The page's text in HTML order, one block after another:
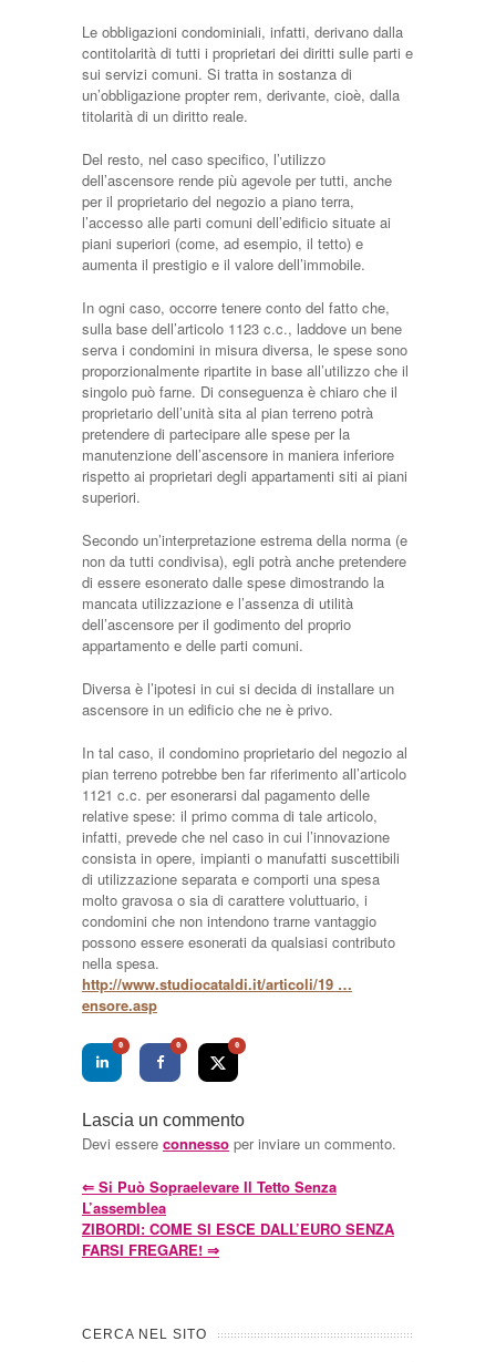
Le obbligazioni condominiali, infatti, derivano dalla
contitolarità di tutti i proprietari dei diritti sulle parti e
sui servizi comuni. Si tratta in sostanza di
un’obbligazione propter rem, derivante, cioè, dalla
titolarità di un diritto reale.
Del resto, nel caso specifico, l’utilizzo
dell’ascensore rende più agevole per tutti, anche
per il proprietario del negozio a piano terra,
l’accesso alle parti comuni dell’edificio situate ai
piani superiori (come, ad esempio, il tetto) e
aumenta il prestigio e il valore dell’immobile.
In ogni caso, occorre tenere conto del fatto che,
sulla base dell’articolo 1123 c.c., laddove un bene
serva i condomini in misura diversa, le spese sono
proporzionalmente ripartite in base all’utilizzo che il
singolo può farne. Di conseguenza è chiaro che il
proprietario dell’unità sita al pian terreno potrà
pretendere di partecipare alle spese per la
manutenzione dell’ascensore in maniera inferiore
rispetto ai proprietari degli appartamenti siti ai piani
superiori.
Secondo un’interpretazione estrema della norma (e
non da tutti condivisa), egli potrà anche pretendere
di essere esonerato dalle spese dimostrando la
mancata utilizzazione e l’assenza di utilità
dell’ascensore per il godimento del proprio
appartamento e delle parti comuni.
Diversa è l’ipotesi in cui si decida di installare un
ascensore in un edificio che ne è privo.
In tal caso, il condomino proprietario del negozio al
pian terreno potrebbe ben far riferimento all’articolo
1121 c.c. per esonerarsi dal pagamento delle
relative spese: il primo comma di tale articolo,
infatti, prevede che nel caso in cui l’innovazione
consista in opere, impianti o manufatti suscettibili
di utilizzazione separata e comporti una spesa
molto gravosa o sia di carattere voluttuario, i
condomini che non intendono trarne vantaggio
possono essere esonerati da qualsiasi contributo
nella spesa.
http://www.studiocataldi.it/articoli/19 …
ensore.asp
0 0 0
Lascia un commento
Devi essere connesso per inviare un commento.
⇐ Si Può Sopraelevare Il Tetto Senza
L’assemblea
ZIBORDI: COME SI ESCE DALL’EURO SENZA
FARSI FREGARE! ⇒
CERCA NEL SITO